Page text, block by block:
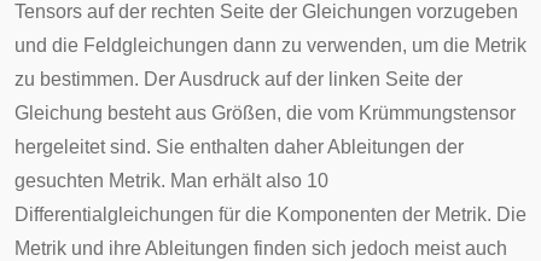
Tensors auf der rechten Seite der Gleichungen vorzugeben
und die Feldgleichungen dann zu verwenden, um die Metrik
zu bestimmen. Der Ausdruck auf der linken Seite der
Gleichung besteht aus Größen, die vom Krümmungstensor
hergeleitet sind. Sie enthalten daher Ableitungen der
gesuchten Metrik. Man erhält also 10
Differentialgleichungen für die Komponenten der Metrik. Die
Metrik und ihre Ableitungen finden sich jedoch meist auch